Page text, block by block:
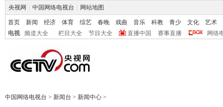
央视网 中国网络电视台 网站地图
首页 新闻 经济 体育 综艺 春晚 戏曲 音乐 科教 青少 文化
艺术
电视
频道大全 栏目大全 节目大全 直播中国 赛事直播 网络
中国网络电视台 > 新闻台 > 新闻中心 >